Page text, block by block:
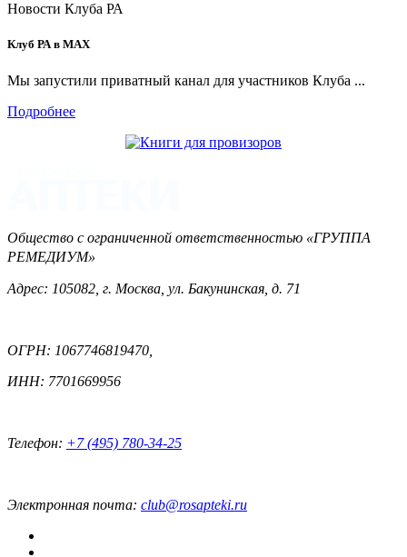
Новости Клуба РА
Клуб РА в MAX
Мы запустили приватный канал для участников Клуба ...
Подробнее
Общество с ограниченной ответственностью «ГРУППА
РЕМЕДИУМ»
Адрес: 105082, г. Москва, ул. Бакунинская, д. 71
ОГРН: 1067746819470,
ИНН: 7701669956
Телефон: +7 (495) 780-34-25
Электронная почта: club@rosapteki.ru